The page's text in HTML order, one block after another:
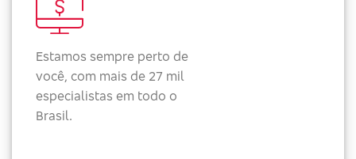
Estamos sempre perto de
você, com mais de 27 mil
especialistas em todo o
Brasil.